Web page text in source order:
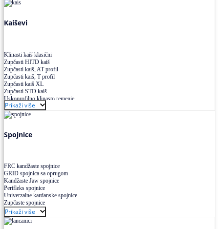
Kaiševi
Klinasti kaiš klasični
Zupčasti HITD kaiš
Zupčasti kaiš, AT profil
Zupčasti kaiš, T profil
Zupčasti kaiš XL
Zupčasti STD kaiš
Uskoprofilno klinasto remenje
Uskoprofilno klinasto remenje spojeno
Uskoprofilno klinasto remenje XP extra power
Višekanalno remenje PJ,PK
Prikaži više
Spojnice
FRC kandžaste spojnice
GRID spojnica sa oprugom
Kandžaste Jaw spojnice
Perifleks spojnice
Univerzalne kardanske spojnice
Zupčaste spojnice
Prikaži više